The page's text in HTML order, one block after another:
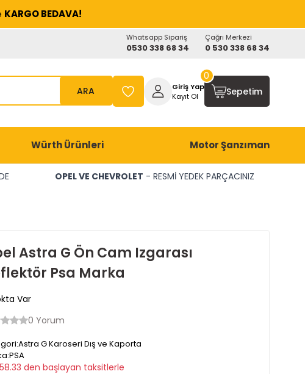
KARGO BEDAVA!
Whatsapp Sipariş
0530 338 68 34
Çağrı Merkezi
0 530 338 68 34
ARA
Giriş Yap
Kayıt Ol
Sepetim
0
Würth Ürünleri Motor Şanzıman
OPEL VE CHEVROLET - RESMİ YEDEK PARÇACINIZ
Astra G Ön Cam Izgarası
Psa Marka
Var
0 Yorum
:Astra G Karoseri Dış ve Kaporta
:PSA
den başlayan taksitlerle